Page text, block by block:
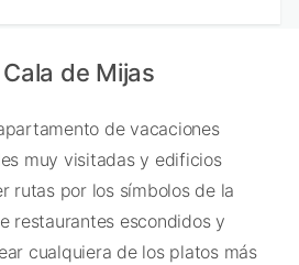
de Mijas
de vacaciones
muy visitadas y edificios
rutas por los símbolos de la
restaurantes escondidos y
cualquiera de los platos más